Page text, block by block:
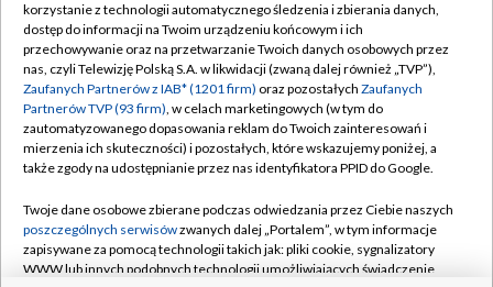
Abonament TVP
Sklep TVP
Biuro Reklamy
Oferta Handlowa
Telegazeta ogłoszenia
Rada Programowa
Ogłoszenia przetargowe
Regulamin TVP
Polityka prywatności
Moje zgody
Biuro reklamy
Kontakt
Kanały
©2026 Telewizja Polska Spółka Akcyjna w likwidacji
korzystanie z technologii automatycznego śledzenia i zbierania danych,
dostęp do informacji na Twoim urządzeniu końcowym i ich
przechowywanie oraz na przetwarzanie Twoich danych osobowych przez
nas, czyli Telewizję Polską S.A. w likwidacji (zwaną dalej również „TVP”),
Zaufanych Partnerów z IAB* (1201 firm) oraz pozostałych Zaufanych
Partnerów TVP (93 firm), w celach marketingowych (w tym do
zautomatyzowanego dopasowania reklam do Twoich zainteresowań i
mierzenia ich skuteczności) i pozostałych, które wskazujemy poniżej, a
także zgody na udostępnianie przez nas identyfikatora PPID do Google.
Twoje dane osobowe zbierane podczas odwiedzania przez Ciebie naszych
poszczególnych serwisówzwanych dalej „Portalem”, w tym informacje
zapisywane za pomocą technologii takich jak: pliki cookie, sygnalizatory
WWW lub innych podobnych technologii umożliwiających świadczenie